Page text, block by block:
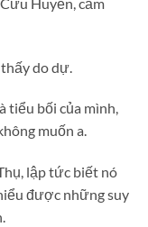
do dự.
tiểu bối của mình,
muốn a.
lập tức biết nó
được những suy